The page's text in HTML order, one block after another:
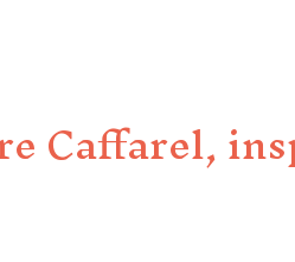
Caffarel,